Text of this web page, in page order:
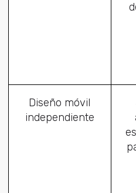
Diseño móvil
independiente